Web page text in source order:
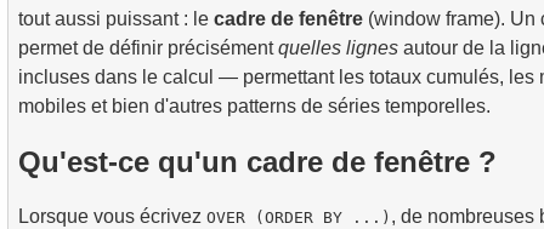
tout aussi puissant : le cadre de fenêtre (window frame). Un
permet de définir précisémentquelles lignes autour de la
incluses dans le calcul — permettant les totaux cumulés, les
mobiles et bien d'autres patterns de séries temporelles.
Qu'est-ce qu'un cadre de fenêtre ?
Lorsque vous écrivez OVER (ORDER BY ...) , de nombreuses